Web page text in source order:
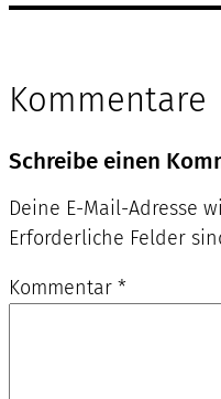
Kommentare
Schreibe einen
Deine E-Mail-Adresse
Erforderliche Felder
Kommentar *